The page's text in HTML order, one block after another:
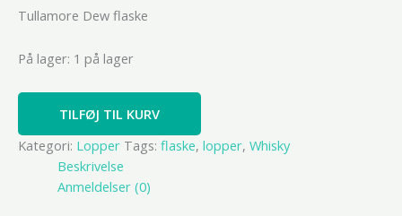
Tullamore Dew flaske
På lager: 1 på lager
TILFØJ TIL KURV
Kategori: Lopper Tags: flaske, lopper, Whisky
Beskrivelse
Anmeldelser (0)